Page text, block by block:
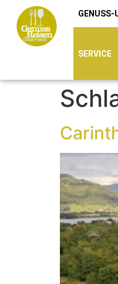
GENUSS-
SERVICE